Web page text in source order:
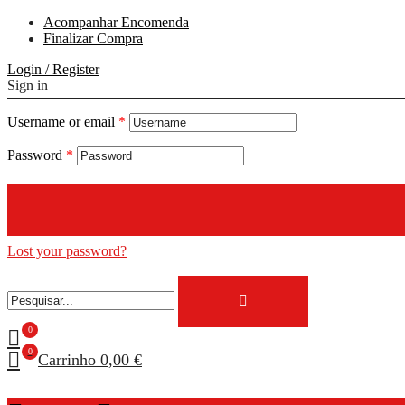
Acompanhar Encomenda
Finalizar Compra
Login / Register
Sign in
Username or email *
Password *
Lost your password?
0
0 Carrinho 0,00 €